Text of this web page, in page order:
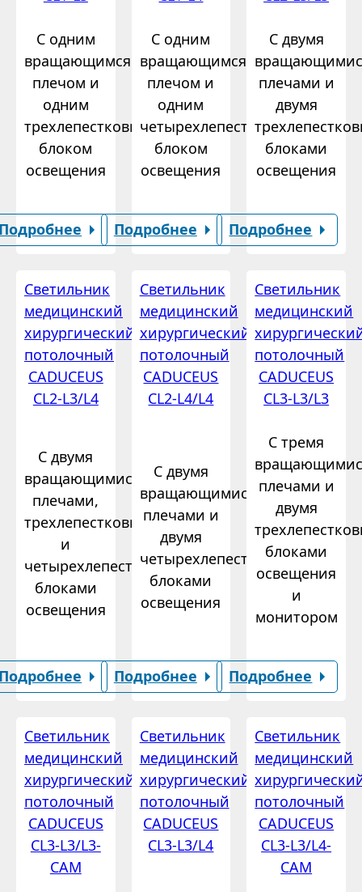
С одним
вращающимся
плечом и
одним
трехлепестковым
блоком
освещения
С одним
вращающимся
плечом и
одним
четырехлепестковым
блоком
освещения
Подробнее
С двумя
плечами и
двумя
блоками
освещения
Подробнее
Светильник
медицинский
хирургический
потолочный
CADUCEUS
CL2-L3/L4
С двумя
вращающимися
плечами,
трехлепестковым
и
четырехлепестковым
блоками
освещения
Светильник
медицинский
хирургический
потолочный
CADUCEUS
CL2-L4/L4
С двумя
вращающимися
плечами и
двумя
четырехлепестковыми
блоками
освещения
Подробнее
Светильник
медицинский
потолочный
CADUCEUS
CL3-L3/L3
С тремя
плечами и
двумя
блоками
освещения
и
монитором
Подробнее
Светильник
медицинский
хирургический
потолочный
CADUCEUS
CL3-L3/L3-
CAM
Светильник
медицинский
хирургический
потолочный
CADUCEUS
CL3-L3/L4
Светильник
медицинский
потолочный
CADUCEUS
CL3-L3/L4-
CAM